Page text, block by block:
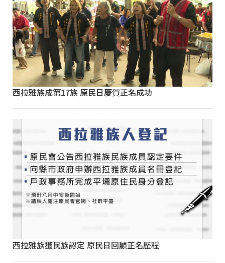
西拉雅族成第17族 原民日慶賀正名成功
西拉雅族獲民族認定 原民日回顧正名歷程